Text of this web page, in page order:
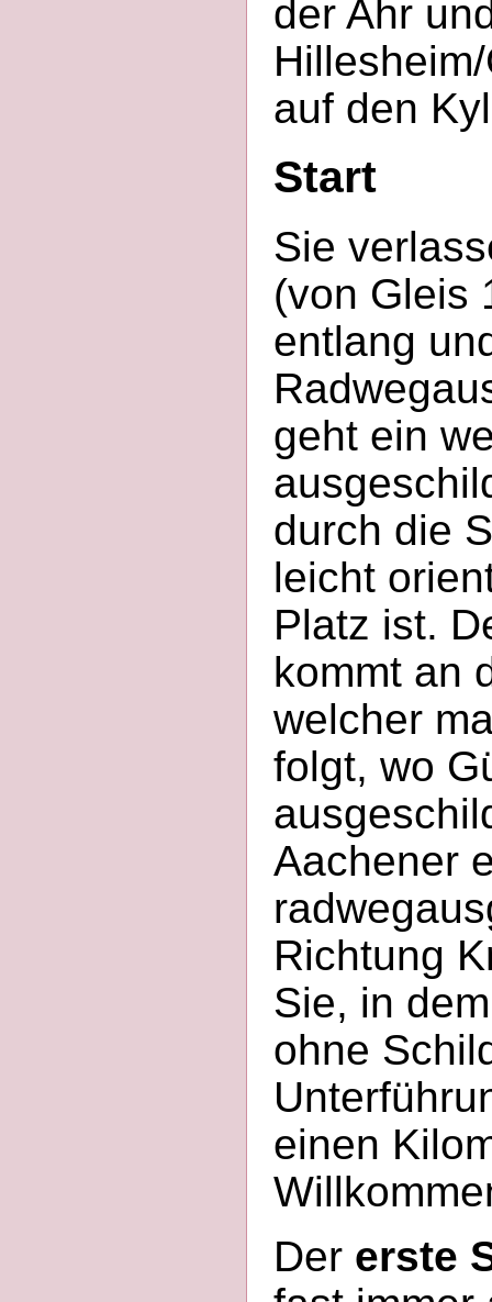
der Ahr
auf den
Start
Sie
(von Gleis
entlang
geht ein
durch die
leicht
Platz ist.
kommt an
welcher
folgt, wo
Aachener
Richtung
Sie, in
ohne
einen
Der erste